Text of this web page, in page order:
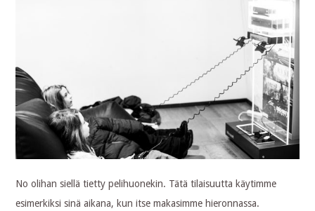
No olihan siellä tietty pelihuonekin. Tätä tilaisuutta käytimme
esimerkiksi sinä aikana, kun itse makasimme hieronnassa.